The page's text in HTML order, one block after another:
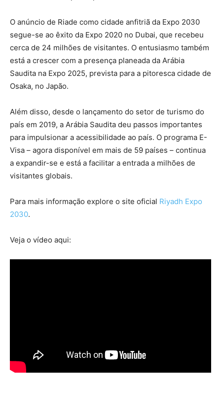
O anúncio de Riade como cidade anfitriã da Expo 2030
segue-se ao êxito da Expo 2020 no Dubai, que recebeu
cerca de 24 milhões de visitantes. O entusiasmo também
está a crescer com a presença planeada da Arábia
Saudita na Expo 2025, prevista para a pitoresca cidade de
Osaka, no Japão.
Além disso, desde o lançamento do setor de turismo do
país em 2019, a Arábia Saudita deu passos importantes
para impulsionar a acessibilidade ao país. O programa E-
Visa – agora disponível em mais de 59 países – continua
a expandir-se e está a facilitar a entrada a milhões de
visitantes globais.
Para mais informação explore o site oficial Riyadh Expo
2030.
Veja o vídeo aqui: